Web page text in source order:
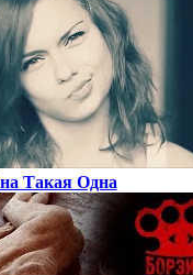
Такая Одна